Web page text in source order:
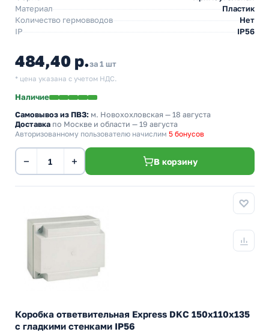
Материал
Пластик
Количество гермовводов
Нет
IP
IP56
484,40 р.за 1 шт
* цена указана с учетом НДС.
Наличие
Самовывоз из ПВЗ: м. Новохохловская — 18 августа
Доставка по Москве и области — 19 августа
Авторизованному пользователю начислим 5 бонусов
− + В корзину
Коробка ответвительная Express DKC 150х110х135
с гладкими стенками IP56